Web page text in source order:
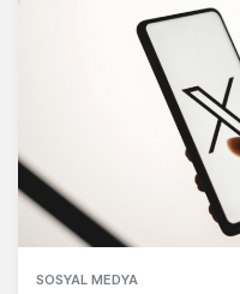
SOSYAL MEDYA